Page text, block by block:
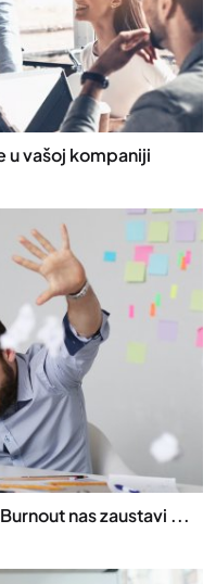
u vašoj kompaniji
nas zaustavi ...